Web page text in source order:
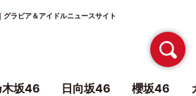
ラビア＆アイドルニュースサイト
木坂46 日向坂46 櫻坂46